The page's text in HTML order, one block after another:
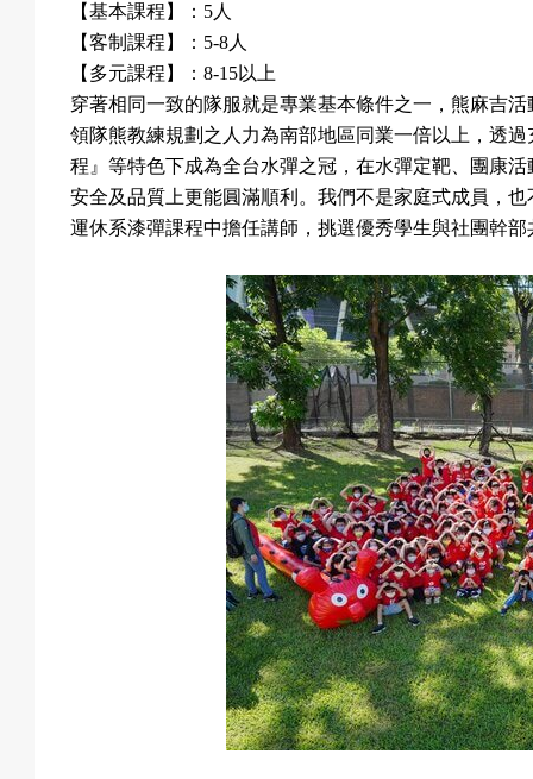
【基本課程】： 5人
【客制課程】： 5-8人
【多元課程】：8-15以上
穿著相同一致的隊服就是專業基本條件之一，熊麻吉
領隊熊教練規劃之人力為南部地區同業一倍以上，透
程』等特色下成為全台水彈之冠，在水彈定靶、團康
安全及品質上更能圓滿順利。我們不是家庭式成員，
運休系漆彈課程中擔任講師，挑選優秀學生與社團幹